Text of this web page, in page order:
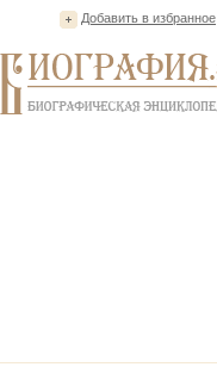
Добавить в избранное